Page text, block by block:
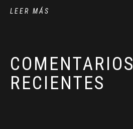
LEER MÁS
COMENTARIOS
RECIENTES